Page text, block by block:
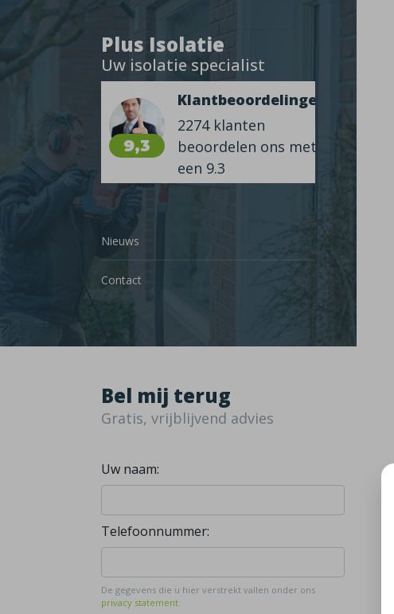
Plus Isolatie
Uw isolatie specialist
9,3
Klantbeoordelingen
2274 klanten
beoordelen ons met
een 9.3
Nieuws
Contact
Bel mij terug
Gratis, vrijblijvend advies
Uw naam:
Telefoonnummer:
De gegevens die u hier verstrekt vallen onder ons
privacy statement.